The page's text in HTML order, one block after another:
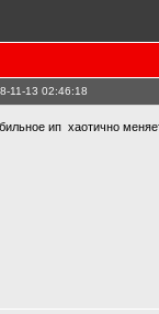
11-13 02:46:18
ип хаотично